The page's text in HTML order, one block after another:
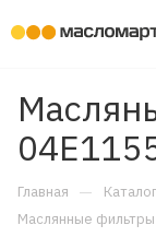
Главная — Каталог
Маслянные фильтры